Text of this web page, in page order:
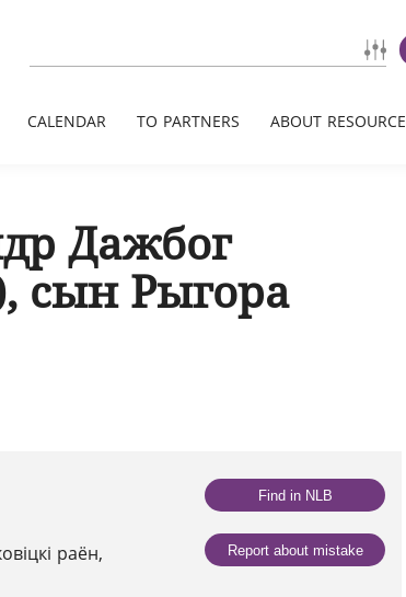
CALENDAR TO PARTNERS ABOUT RESOURCE
Дажбог
сын Рыгора
раён,
Find in NLB
Report about mistake